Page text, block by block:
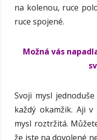
na kolenou, ruce
ruce spojené.
Možná vás
Svoji mysl
každý okamžik. Aji
mysl roztržitá.
že jste na dovolené